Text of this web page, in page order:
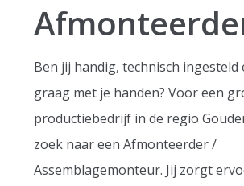
Ben jij handig, technisch ingesteld
graag met je handen? Voor een
productiebedrijf in de regio
zoek naar een Afmonteerder /
Assemblagemonteur. Jij zorgt